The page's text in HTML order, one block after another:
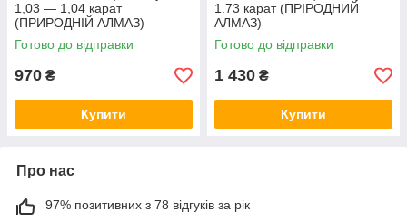
1,03 — 1,04 карат
(ПРИРОДНІЙ АЛМАЗ)
Готово до відправки
970 ₴
Купити
1.73 карат (ПРІРОДНИЙ
АЛМАЗ)
Готово до відправки
1 430 ₴
Купити
Про нас
97% позитивних з 78 відгуків за рік